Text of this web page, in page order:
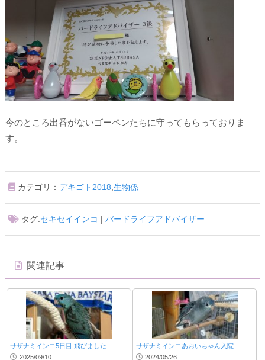
今のところ出番がないゴーペンたちに守ってもらっておりま
す。
カテゴリ： デキゴト2018 生物係
タグ:セキセイインコ | バードライフアドバイザー
関連記事
サザナミインコ5日目 飛びました
2025/09/10
サザナミインコあおいちゃん入院
2024/05/26